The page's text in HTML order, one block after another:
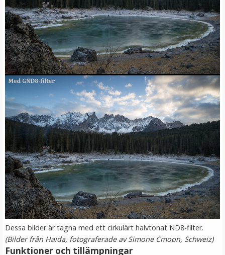
Step Up Ring 105-112mm - Gör filtergängan större
★★★★★
99 kr
LÄGG I VARUKORG
Dessa bilder är tagna med ett cirkulärt halvtonat ND8-filter.
(Bilder från Haida, fotograferade av Simone Cmoon, Schweiz)
Funktioner och tillämpningar